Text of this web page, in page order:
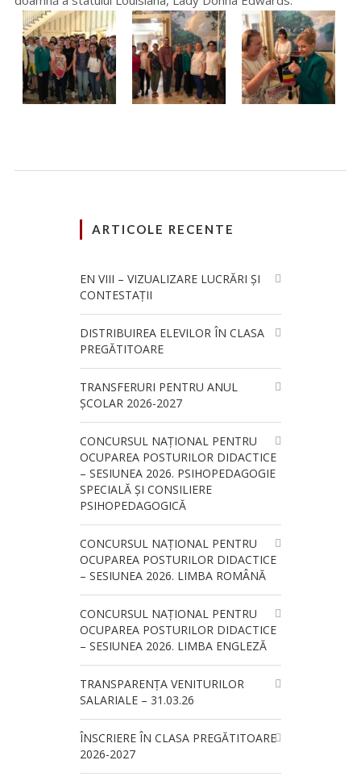
ARTICOLE RECENTE
EN VIII – VIZUALIZARE LUCRĂRI ȘI
CONTESTAȚII
DISTRIBUIREA ELEVILOR ÎN CLASA
PREGĂTITOARE
TRANSFERURI PENTRU ANUL
ȘCOLAR 2026-2027
CONCURSUL NAŢIONAL PENTRU
OCUPAREA POSTURILOR DIDACTICE
– SESIUNEA 2026. PSIHOPEDAGOGIE
SPECIALĂ ȘI CONSILIERE
PSIHOPEDAGOGICĂ
CONCURSUL NAŢIONAL PENTRU
OCUPAREA POSTURILOR DIDACTICE
– SESIUNEA 2026. LIMBA ROMÂNĂ
CONCURSUL NAŢIONAL PENTRU
OCUPAREA POSTURILOR DIDACTICE
– SESIUNEA 2026. LIMBA ENGLEZĂ
TRANSPARENȚA VENITURILOR
SALARIALE – 31.03.26
ÎNSCRIERE ÎN CLASA PREGĂTITOARE
2026-2027